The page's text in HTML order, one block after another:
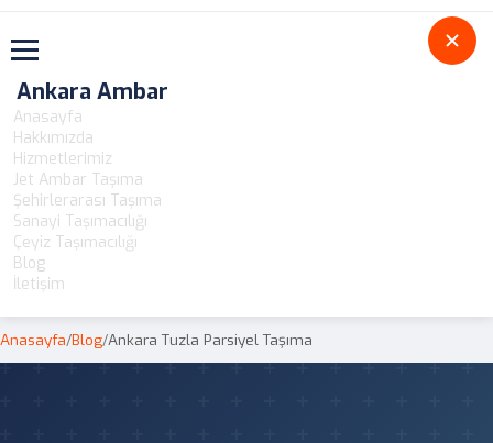
Toggle navigation
Ankara Ambar
Anasayfa
Hakkımızda
Hizmetlerimiz
Jet Ambar Taşıma
Şehirlerarası Taşıma
Sanayi Taşımacılığı
Çeyiz Taşımacılığı
Blog
İletişim
Anasayfa/Blog/Ankara Tuzla Parsiyel Taşıma